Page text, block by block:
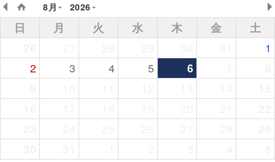
8月
2026
日 月 火 水 木 金
土
26
1
2
3 4 5 6
8
9
15
16
22
23
29
30
5